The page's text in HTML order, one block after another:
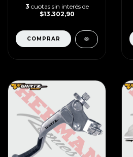
3 cuotas sin interés de
$13.302,90